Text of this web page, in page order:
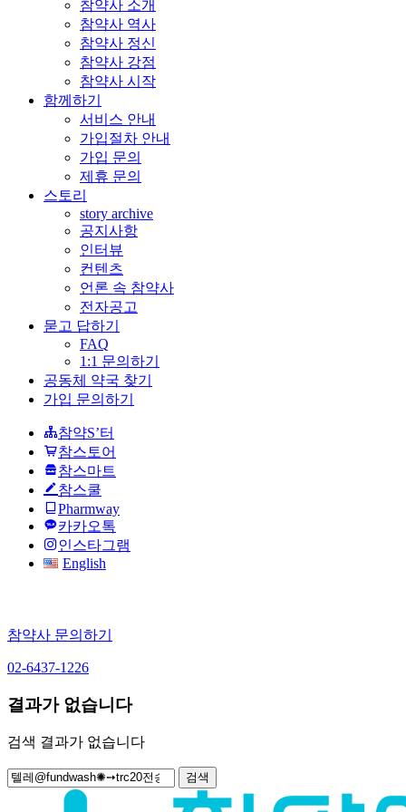
참약사 소개
참약사 역사
참약사 정신
참약사 강점
참약사 시작
함께하기
서비스 안내
가입절차 안내
가입 문의
제휴 문의
스토리
story archive
공지사항
인터뷰
컨텐츠
언론 속 참약사
전자공고
묻고 답하기
FAQ
1:1 문의하기
공동체 약국 찾기
가입 문의하기
참약S’터
참스토어
참스마트
참스쿨
Pharmway
카카오톡
인스타그램
English
참약사 문의하기
02-6437-1226
결과가 없습니다
검색 결과가 없습니다
검